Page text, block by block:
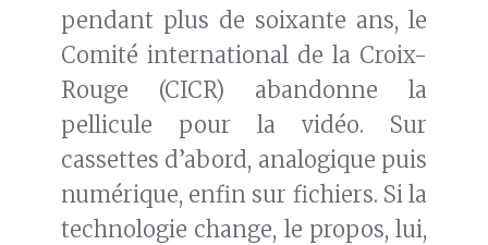
pendant plus de soixante ans, le
Comité international de la Croix-
Rouge (CICR) abandonne la
pellicule pour la vidéo. Sur
cassettes d’abord, analogique puis
numérique, enfin sur fichiers. Si la
technologie change, le propos, lui,